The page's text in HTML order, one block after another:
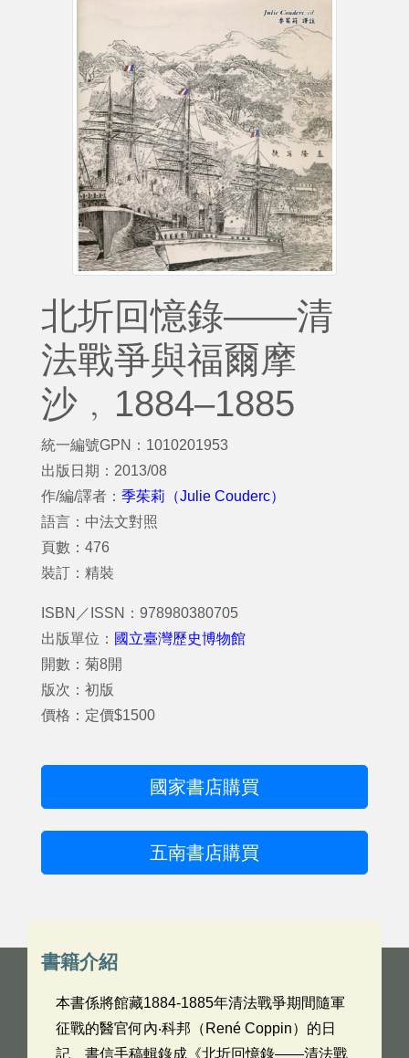
北圻回憶錄——清
法戰爭與福爾摩
沙﹐1884–1885
統一編號GPN：1010201953
出版日期：2013/08
作/編/譯者： 季茱莉（Julie Couderc）
語言：中法文對照
頁數：476
裝訂：精裝
ISBN／ISSN：978980380705
出版單位： 國立臺灣歷史博物館
開數：菊8開
版次：初版
價格：定價$1500
國家書店購買
五南書店購買
書籍介紹
本書係將館藏1884-1885年清法戰爭期間隨軍
征戰的醫官何內‧科邦（René Coppin）的日
記、書信手稿輯錄成《北圻回憶錄——清法戰